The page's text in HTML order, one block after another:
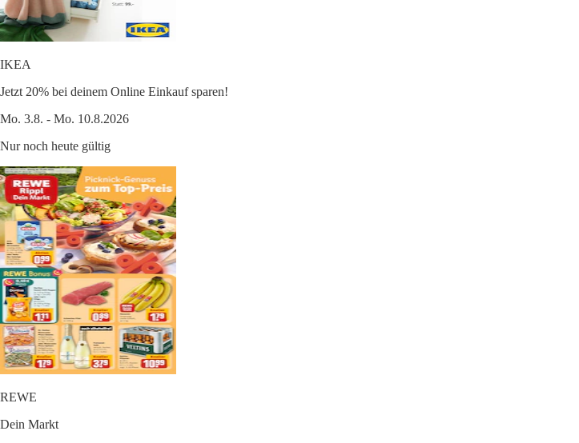
IKEA
Jetzt 20% bei deinem Online Einkauf sparen!
Mo. 3.8. - Mo. 10.8.2026
Nur noch heute gültig
REWE
Dein Markt